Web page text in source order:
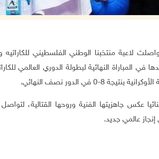
2-7-2026 وفا- واصلت لاعبة منتخبنا الوطني الفلسطيني
في المباراة النهائية لبطولة الدوري العالمي
8-0 في الدور نصف النهائي
.
عكس جاهزيتها الفنية وروحها القتالية،
عالمي جديد.